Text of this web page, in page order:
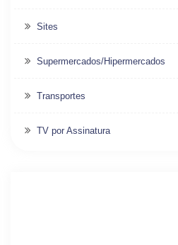
Sites
Supermercados/Hipermercados
Transportes
TV por Assinatura